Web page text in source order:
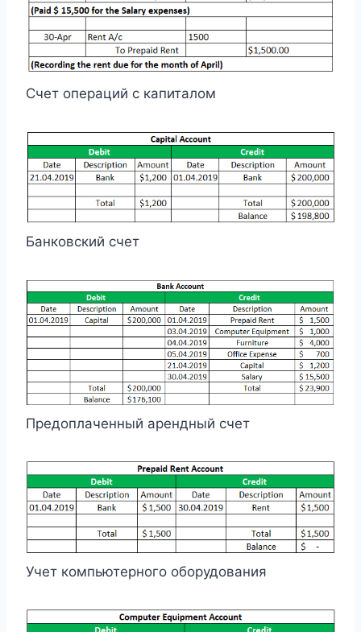
Счет операций с капиталом
Банковский счет
Предоплаченный арендный счет
Учет компьютерного оборудования